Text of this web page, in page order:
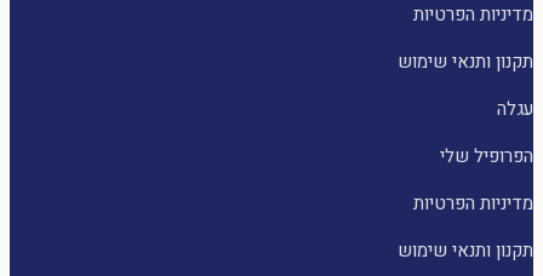
מדיניות הפרטיות
תקנון ותנאי שימוש
עגלה
הפרופיל שלי
מדיניות הפרטיות
תקנון ותנאי שימוש